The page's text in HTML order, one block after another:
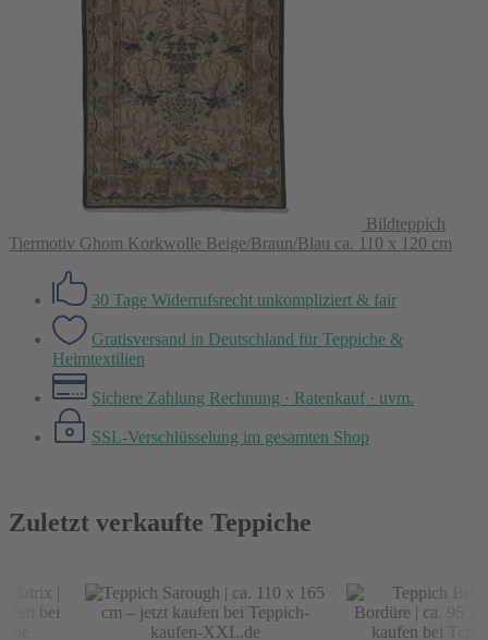
Bildteppich
Tiermotiv Ghom Korkwolle Beige/Braun/Blau ca. 110 x 120 cm
30 Tage Widerrufsrecht unkompliziert & fair
Gratisversand in Deutschland für Teppiche &
Heimtextilien
Sichere Zahlung Rechnung · Ratenkauf · uvm.
SSL-Verschlüsselung im gesamten Shop
Zuletzt verkaufte Teppiche